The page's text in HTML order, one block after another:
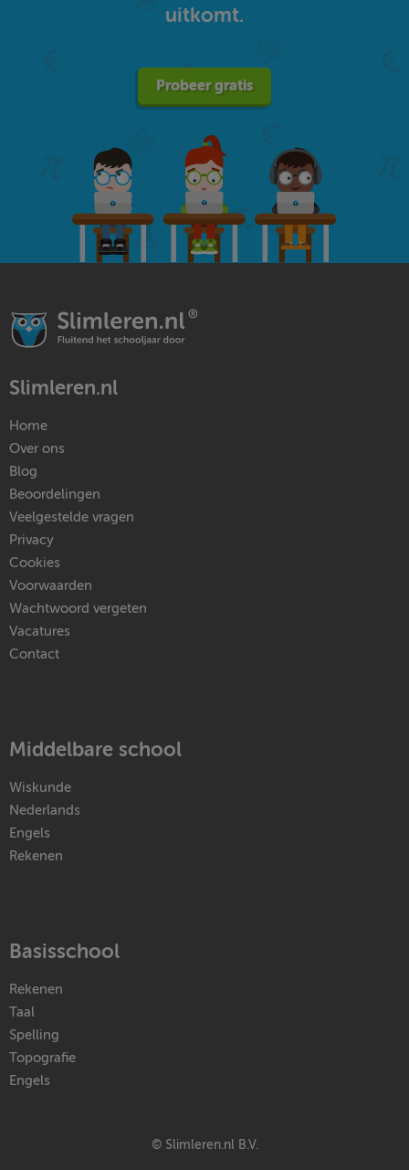
uitkomt.
Probeer gratis
Slimleren.nl
Home
Over ons
Blog
Beoordelingen
Veelgestelde vragen
Privacy
Cookies
Voorwaarden
Wachtwoord vergeten
Vacatures
Contact
Middelbare school
Wiskunde
Nederlands
Engels
Rekenen
Basisschool
Rekenen
Taal
Spelling
Topografie
Engels
© Slimleren.nl B.V.